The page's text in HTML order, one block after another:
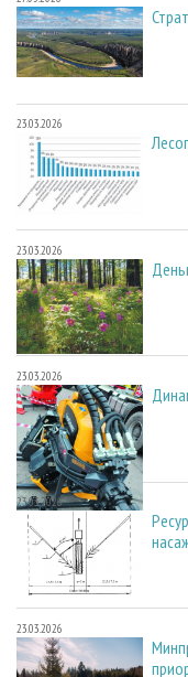
23.03.2026
23.03.2026
23.03.2026
23.03.2026
23.03.2026